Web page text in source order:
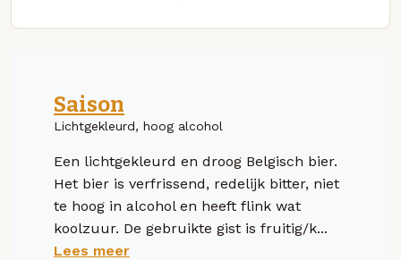
Saison
Lichtgekleurd, hoog alcohol
Een lichtgekleurd en droog Belgisch bier.
Het bier is verfrissend, redelijk bitter, niet
te hoog in alcohol en heeft flink wat
koolzuur. De gebruikte gist is fruitig/k...
Lees meer